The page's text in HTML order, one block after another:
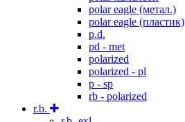
polar eagle (метал.)
polar eagle (пластик)
p.d.
pd - met
polarized
polarized - pl
p - sp
rb - polarized
r.b.